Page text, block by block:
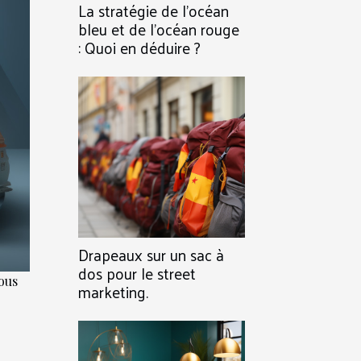
La stratégie de l’océan
bleu et de l’océan rouge
: Quoi en déduire ?
Drapeaux sur un sac à
dos pour le street
marketing.